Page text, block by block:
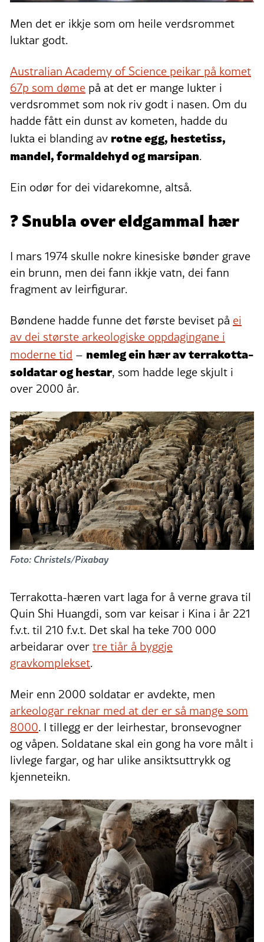
Men det er ikkje som om heile verdsrommet
luktar godt.
Australian Academy of Science peikar på komet
67p som døme på at det er mange lukter i
verdsrommet som nok riv godt i nasen. Om du
hadde fått ein dunst av kometen, hadde du
lukta ei blanding av rotne egg, hestetiss,
mandel, formaldehyd og marsipan.
Ein odør for dei vidarekomne, altså.
? Snubla over eldgammal hær
I mars 1974 skulle nokre kinesiske bønder grave
ein brunn, men dei fann ikkje vatn, dei fann
fragment av leirfigurar.
Bøndene hadde funne det første beviset på ei
av dei største arkeologiske oppdagingane i
moderne tid – nemleg ein hær av terrakotta-
soldatar og hestar, som hadde lege skjult i
over 2000 år.
Foto: Christels/Pixabay
Terrakotta-hæren vart laga for å verne grava til
Quin Shi Huangdi, som var keisar i Kina i år 221
f.v.t. til 210 f.v.t. Det skal ha teke 700 000
arbeidarar overtre tiår å byggje
gravkomplekset.
Meir enn 2000 soldatar er avdekte, men
arkeologar reknar med at der er så mange som
8000. I tillegg er der leirhestar, bronsevogner
og våpen. Soldatane skal ein gong ha vore målt i
livlege fargar, og har ulike ansiktsuttrykk og
kjenneteikn.